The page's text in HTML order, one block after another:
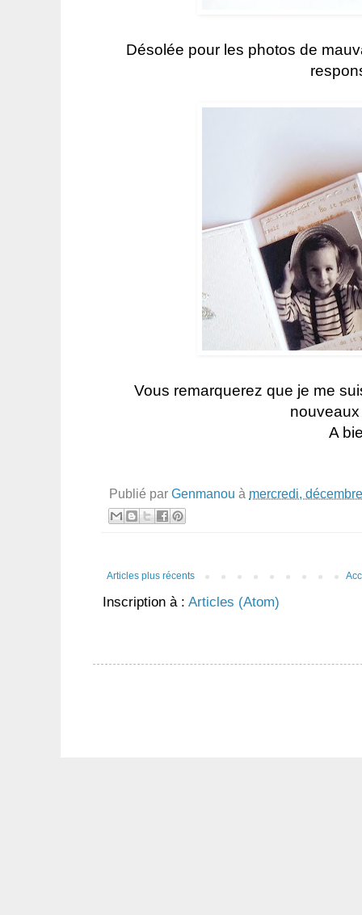
Désolée pour les photos de
Vous remarquerez que je me
A
Publié par Genmanou à mercredi,
Articles plus récents
Inscription à : Articles (Atom)